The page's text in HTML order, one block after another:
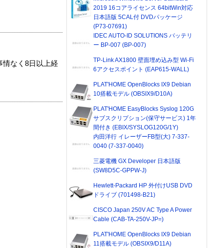
なく8日以上経
2019 16コアライセンス 64bitWin対応
日本語版 5CAL付 DVDパッケージ
(P73-07691)
IDEC AUTO-ID SOLUTIONS バッテリ
ー BP-007 (BP-007)
TP-Link AX1800 壁面埋め込み型 Wi-Fi
6アクセスポイント (EAP615-WALL)
PLAT'HOME OpenBlocks IX9 Debian
10搭載モデル (OBSIX9/D10A)
PLAT'HOME EasyBlocks Syslog 120G
サブスクリプション(保守サービス) 1年
間付き (EBIX/SYSLOG120G/1Y)
内田洋行 イレーザーFB型(大) 7-337-
0040 (7-337-0040)
三菱電機 GX Developer 日本語版
(SW8D5C-GPPW-J)
Hewlett-Packard HP 外付けUSB DVD
ドライブ (701498-B21)
CISCO Japan 250V AC Type A Power
Cable (CAB-TA-250V-JP=)
PLAT'HOME OpenBlocks IX9 Debian
11搭載モデル (OBSIX9/D11A)